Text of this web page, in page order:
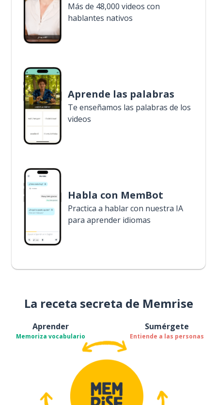
Más de 48,000 videos con
hablantes nativos
Aprende las palabras
Te enseñamos las palabras de los
videos
Habla con MemBot
Practica a hablar con nuestra IA
para aprender idiomas
La receta secreta de Memrise
Aprender
Memoriza vocabulario
Sumérgete
Entiende a las personas